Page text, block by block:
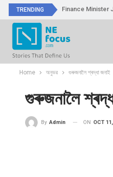
TRENDING Finance Minister
Home অনুভৱ গুৰুজনালৈ শ্ৰদ্ধা জনাই
গুৰুজনালৈ
By Admin ON OCT